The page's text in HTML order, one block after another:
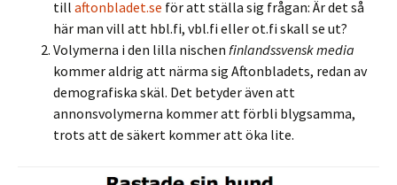
till aftonbladet.se för att ställa sig frågan: Är det så
här man vill att hbl.fi, vbl.fi eller ot.fi skall se ut?
Volymerna i den lilla nischen finlandssvensk media
kommer aldrig att närma sig Aftonbladets, redan av
demografiska skäl. Det betyder även att
annonsvolymerna kommer att förbli blygsamma,
trots att de säkert kommer att öka lite.